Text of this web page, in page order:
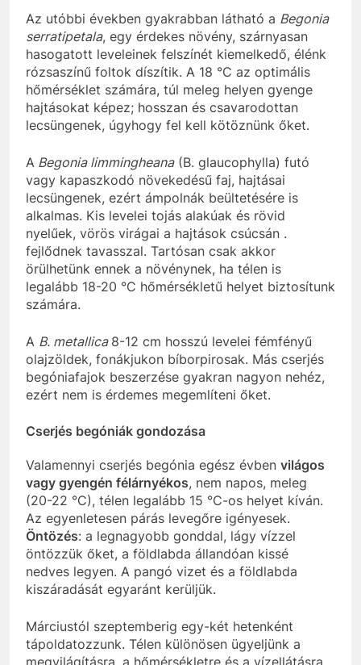
Az utóbbi években gyakrabban látható a Begonia
serratipetala, egy érdekes növény, szárnyasan
hasogatott leveleinek felszínét kiemelkedő, élénk
rózsaszínű foltok díszítik. A 18 °C az optimális
hőmérséklet számára, túl meleg helyen gyenge
hajtásokat képez; hosszan és csavarodottan
lecsüngenek, úgyhogy fel kell kötöznünk őket.
A Begonia limmingheana(B. glaucophylla) futó
vagy kapaszkodó növekedésű faj, hajtásai
lecsüngenek, ezért ámpolnák beültetésére is
alkalmas. Kis levelei tojás alakúak és rövid
nyelűek, vörös virágai a hajtások csúcsán .
fejlődnek tavasszal. Tartósan csak akkor
örülhetünk ennek a növénynek, ha télen is
legalább 18-20 °C hőmérsékletű helyet biztosítunk
számára.
A B. metallica 8-12 cm hosszú levelei fémfényű
olajzöldek, fonákjukon bíborpirosak. Más cserjés
begóniafajok beszerzése gyakran nagyon nehéz,
ezért nem is érdemes megemlíteni őket.
Cserjés begóniák gondozása
Valamennyi cserjés begónia egész évben világos
vagy gyengén félárnyékos, nem napos, meleg
(20-22 °C), télen legalább 15 °C-os helyet kíván.
Az egyenletesen párás levegőre igényesek.
Öntözés: a legnagyobb gonddal, lágy vízzel
öntözzük őket, a földlabda állandóan kissé
nedves legyen. A pangó vizet és a földlabda
kiszáradását egyaránt kerüljük.
Márciustól szeptemberig egy-két hetenként
tápoldatozzunk. Télen különösen ügyeljünk a